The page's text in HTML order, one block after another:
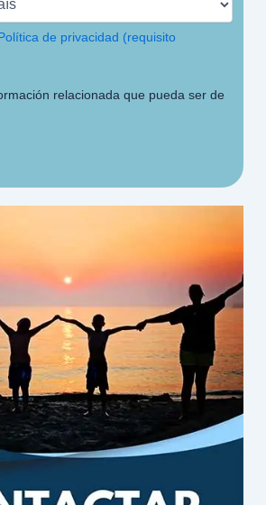
de privacidad (requisito
relacionada que pueda ser de